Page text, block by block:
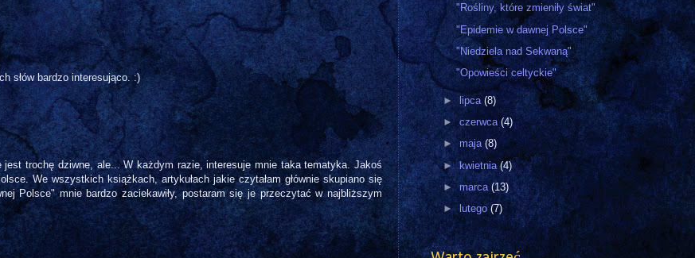
słów bardzo interesująco. :)
trochę dziwne, ale... W każdym razie, interesuje mnie taka tematyka. Jakoś
We wszystkich książkach, artykułach jakie czytałam głównie skupiano się
Polsce" mnie bardzo zaciekawiły, postaram się je przeczytać w najbliższym
"Rośliny, które zmieniły świat"
"Epidemie w dawnej Polsce"
"Niedziela nad Sekwaną"
"Opowieści celtyckie"
► lipca(8)
►czerwca(4)
►maja(8)
►kwietnia(4)
►marca(13)
►lutego(7)